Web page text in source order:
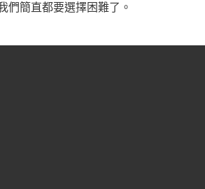
們簡直都要選擇困難了。